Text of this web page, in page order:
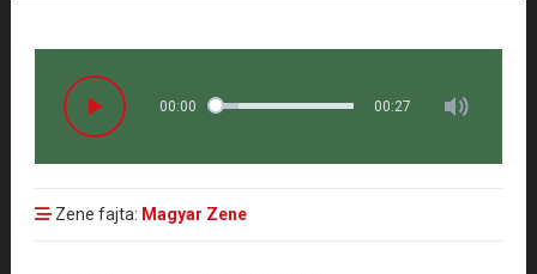
00:00 00:27
Zene fajta: Magyar Zene